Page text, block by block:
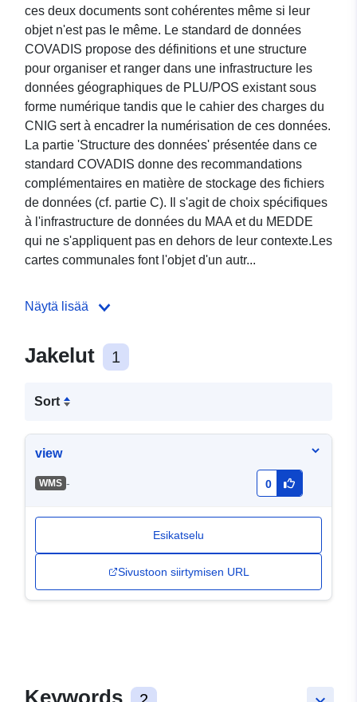
ces deux documents sont cohérentes même si leur
objet n'est pas le même. Le standard de données
COVADIS propose des définitions et une structure
pour organiser et ranger dans une infrastructure les
données géographiques de PLU/POS existant sous
forme numérique tandis que le cahier des charges du
CNIG sert à encadrer la numérisation de ces données.
La partie 'Structure des données' présentée dans ce
standard COVADIS donne des recommandations
complémentaires en matière de stockage des fichiers
de données (cf. partie C). Il s'agit de choix spécifiques
à l'infrastructure de données du MAA et du MEDDE
qui ne s'appliquent pas en dehors de leur contexte.Les
cartes communales font l'objet d'un autr...
Näytä lisää
Jakelut 1
Sort
view
WMS - 0
Esikatselu
Sivustoon siirtymisen URL